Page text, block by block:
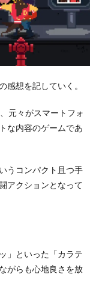
感想を記していく。
元々がスマートフォ
な内容のゲームであ
うコンパクト且つ手
アクションとなって
」といった「カラテ
がらも心地良さを放